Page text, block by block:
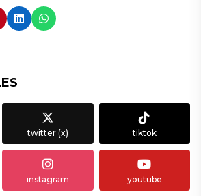
twitter (x) tiktok
instagram youtube